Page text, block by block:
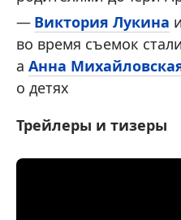
Виктория Лукина
во время съемок
а Анна
о детях
Трейлеры и тизеры